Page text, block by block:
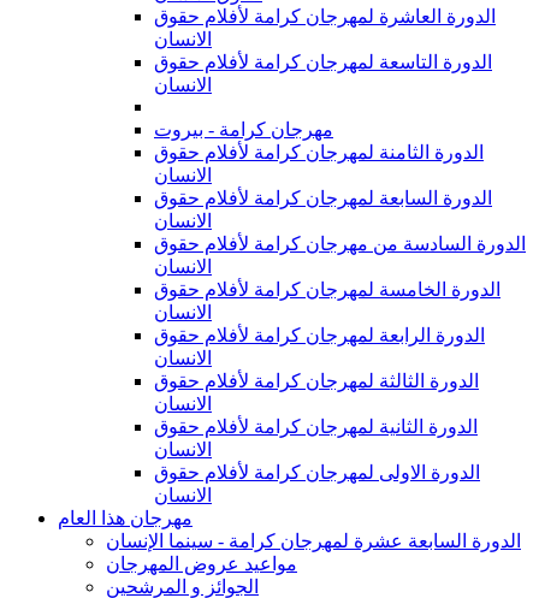
الدورة العاشرة لمهرجان كرامة لأفلام حقوق
الانسان
الدورة التاسعة لمهرجان كرامة لأفلام حقوق
الانسان
مهرجان كرامة - بيروت
الدورة الثامنة لمهرجان كرامة لأفلام حقوق
الانسان
الدورة السابعة لمهرجان كرامة لأفلام حقوق
الانسان
الدورة السادسة من مهرجان كرامة لأفلام حقوق
الانسان
الدورة الخامسة لمهرجان كرامة لأفلام حقوق
الانسان
الدورة الرابعة لمهرجان كرامة لأفلام حقوق
الانسان
الدورة الثالثة لمهرجان كرامة لأفلام حقوق
الانسان
الدورة الثانية لمهرجان كرامة لأفلام حقوق
الانسان
الدورة الاولى لمهرجان كرامة لأفلام حقوق
الانسان
مهرجان هذا العام
الدورة السابعة عشرة لمهرجان كرامة - سينما الإنسان
مواعيد عروض المهرجان
الجوائز و المرشحين